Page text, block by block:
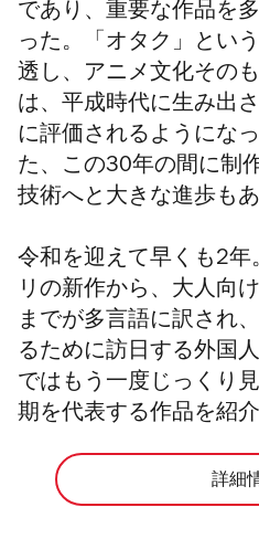
であり、重要な作品を
った。「オタク」とい
透し、アニメ文化その
は、平成時代に生み出
に評価されるようにな
た、この30年の間に制
技術へと大きな進歩もあ
令和を迎えて早くも2年
リの新作から、大人向
までが多言語に訳され
るために訪日する外国
ではもう一度じっくり
期を代表する作品を紹介
詳細